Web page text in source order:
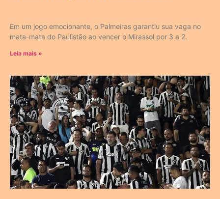
Em um jogo emocionante, o Palmeiras garantiu sua vaga no
mata-mata do Paulistão ao vencer o Mirassol por 3 a 2.
Leia mais »